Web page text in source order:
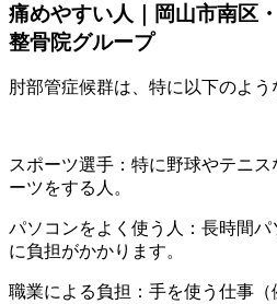
痛めやすい人｜岡山市南区
整骨院グループ
肘部管症候群は、特に以下のよう
スポーツ選手：特に野球やテニ
ーツをする人。
パソコンをよく使う人：長時間
に負担がかかります。
職業による負担：手を使う仕事